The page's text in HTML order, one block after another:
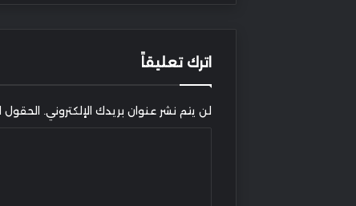
اترك تعليقاً
لن يتم نشر عنوان بريدك الإلكتروني. الحقول